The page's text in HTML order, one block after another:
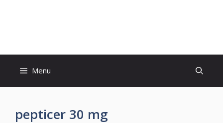
Menu
pepticer 30 mg